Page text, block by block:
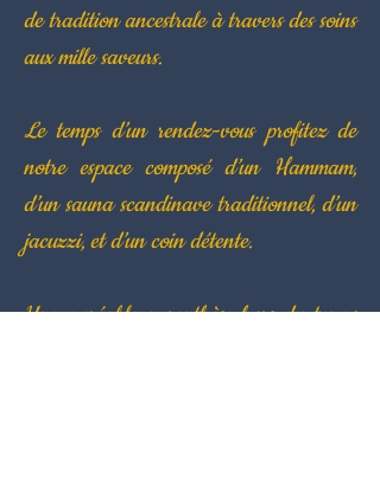
de tradition ancestrale à travers des soins
aux mille saveurs.
Le temps d’un rendez-vous profitez de
notre espace composé d’un Hammam,
d’un sauna scandinave traditionnel, d’un
jacuzzi, et d’un coin détente.
Une agréable parenthèse hors du temps